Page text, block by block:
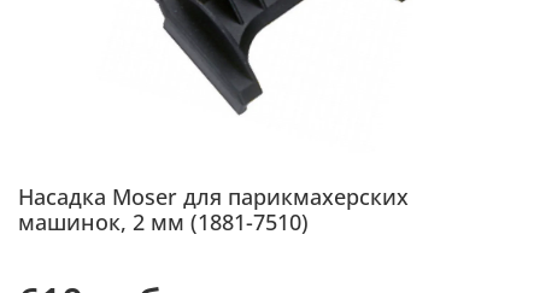
Насадка Moser для парикмахерских
машинок, 2 мм (1881-7510)